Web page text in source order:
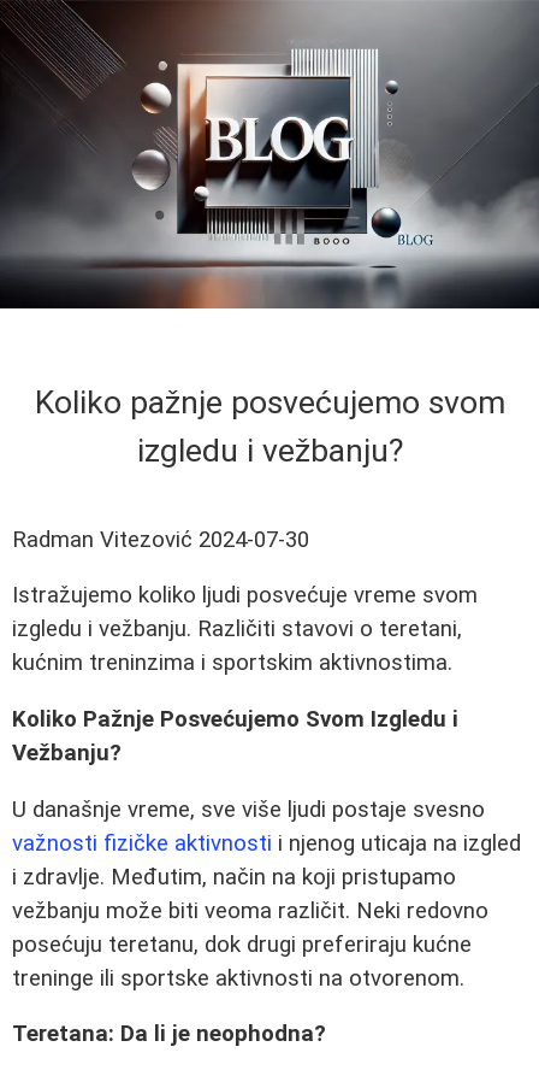
Koliko pažnje posvećujemo svom
izgledu i vežbanju?
Radman Vitezović 2024-07-30
Istražujemo koliko ljudi posvećuje vreme svom
izgledu i vežbanju. Različiti stavovi o teretani,
kućnim treninzima i sportskim aktivnostima.
Koliko Pažnje Posvećujemo Svom Izgledu i
Vežbanju?
U današnje vreme, sve više ljudi postaje svesno
važnosti fizičke aktivnosti i njenog uticaja na izgled
i zdravlje. Međutim, način na koji pristupamo
vežbanju može biti veoma različit. Neki redovno
posećuju teretanu, dok drugi preferiraju kućne
treninge ili sportske aktivnosti na otvorenom.
Teretana: Da li je neophodna?